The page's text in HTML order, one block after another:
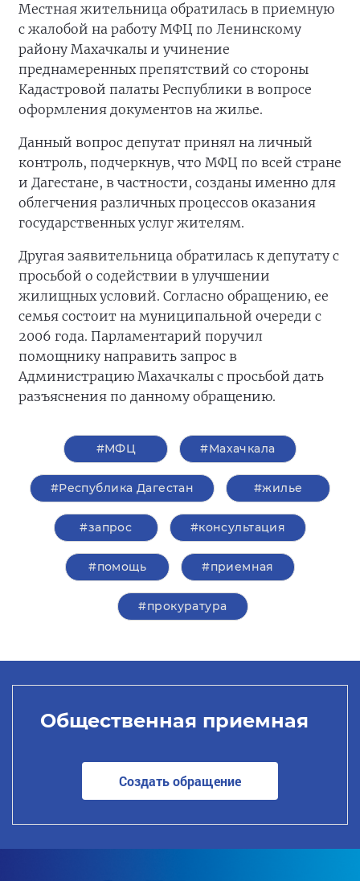
Местная жительница обратилась в приемную
с жалобой на работу МФЦ по Ленинскому
району Махачкалы и учинение
преднамеренных препятствий со стороны
Кадастровой палаты Республики в вопросе
оформления документов на жилье.
Данный вопрос депутат принял на личный
контроль, подчеркнув, что МФЦ по всей стране
и Дагестане, в частности, созданы именно для
облегчения различных процессов оказания
государственных услуг жителям.
Другая заявительница обратилась к депутату с
просьбой о содействии в улучшении
жилищных условий. Согласно обращению, ее
семья состоит на муниципальной очереди с
2006 года. Парламентарий поручил
помощнику направить запрос в
Администрацию Махачкалы с просьбой дать
разъяснения по данному обращению.
#МФЦ #Махачкала
#Республика Дагестан #жилье
#запрос #консультация
#помощь #приемная
#прокуратура
Общественная приемная
Создать обращение